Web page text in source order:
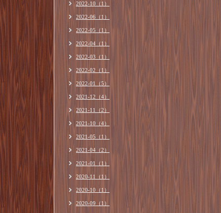
2022-10（1）
2022-06（1）
2022-05（1）
2022-04（1）
2022-03（1）
2022-02（1）
2022-01（5）
2021-12（4）
2021-11（2）
2021-10（4）
2021-05（1）
2021-04（2）
2021-01（1）
2020-11（1）
2020-10（1）
2020-09（1）